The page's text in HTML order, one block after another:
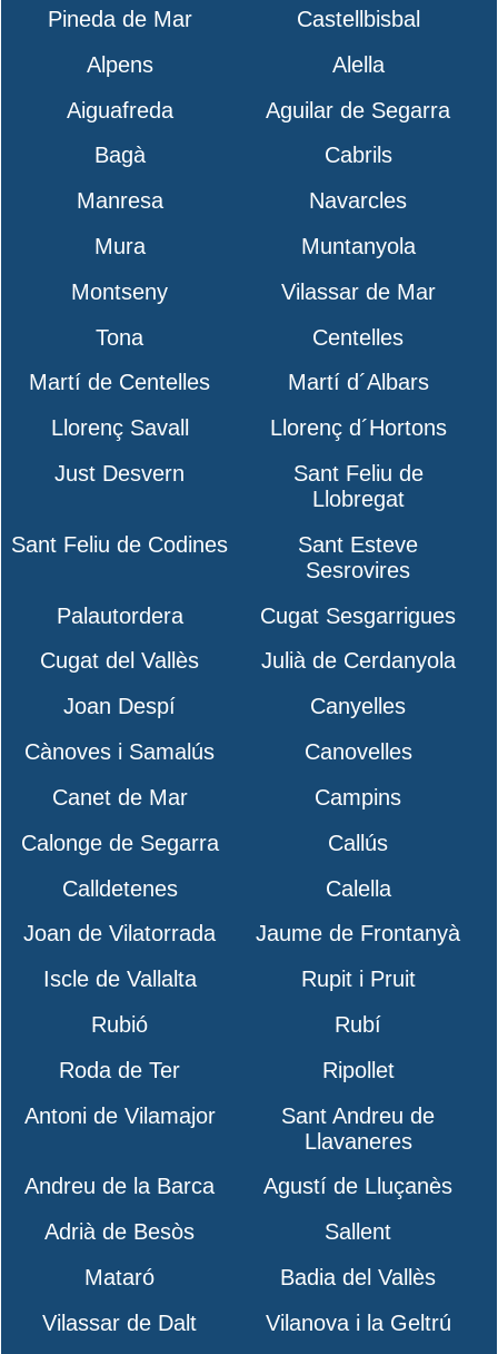
Pineda de Mar
Castellbisbal
Alpens
Alella
Aiguafreda
Aguilar de Segarra
Bagà
Cabrils
Manresa
Navarcles
Mura
Muntanyola
Montseny
Vilassar de Mar
Tona
Centelles
Martí de Centelles
Martí d´Albars
Llorenç Savall
Llorenç d´Hortons
Just Desvern
Sant Feliu de
Llobregat
Sant Feliu de Codines
Sant Esteve
Sesrovires
Palautordera
Cugat Sesgarrigues
Cugat del Vallès
Julià de Cerdanyola
Joan Despí
Canyelles
Cànoves i Samalús
Canovelles
Canet de Mar
Campins
Calonge de Segarra
Callús
Calldetenes
Calella
Joan de Vilatorrada
Jaume de Frontanyà
Iscle de Vallalta
Rupit i Pruit
Rubió
Rubí
Roda de Ter
Ripollet
Antoni de Vilamajor
Sant Andreu de
Llavaneres
Andreu de la Barca
Agustí de Lluçanès
Adrià de Besòs
Sallent
Mataró
Badia del Vallès
Vilassar de Dalt
Vilanova i la Geltrú